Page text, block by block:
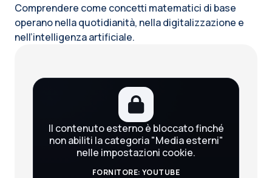
Comprendere come concetti matematici di base
operano nella quotidianità, nella digitalizzazione e
nell’intelligenza artificiale.
Il contenuto esterno è bloccato finché
non abiliti la categoria "Media esterni"
nelle impostazioni cookie.
FORNITORE: YOUTUBE